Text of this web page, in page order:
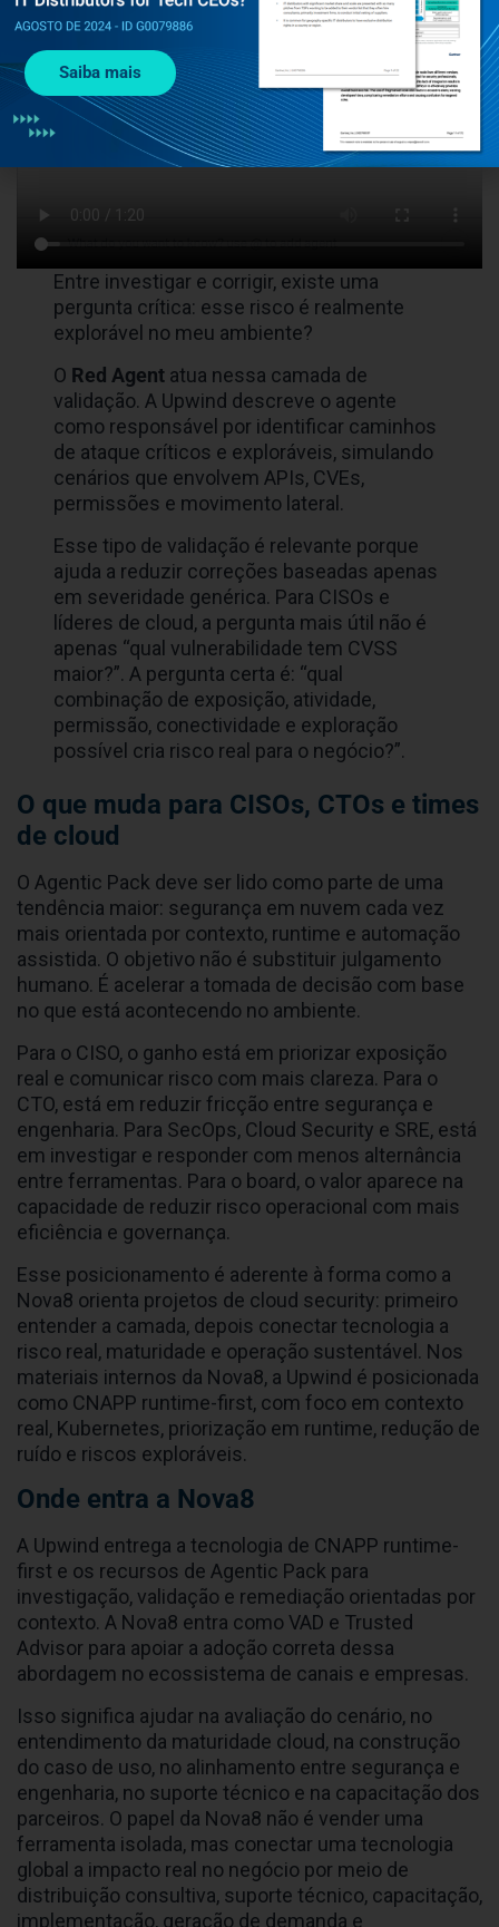
Entre investigar e corrigir, existe uma
pergunta crítica: esse risco é realmente
explorável no meu ambiente?
O Red Agent atua nessa camada de
validação. A Upwind descreve o agente
como responsável por identificar caminhos
de ataque críticos e exploráveis, simulando
cenários que envolvem APIs, CVEs,
permissões e movimento lateral.
Esse tipo de validação é relevante porque
ajuda a reduzir correções baseadas apenas
em severidade genérica. Para CISOs e
líderes de cloud, a pergunta mais útil não é
apenas “qual vulnerabilidade tem CVSS
maior?”. A pergunta certa é: “qual
combinação de exposição, atividade,
permissão, conectividade e exploração
possível cria risco real para o negócio?”.
O que muda para CISOs, CTOs e times
de cloud
O Agentic Pack deve ser lido como parte de uma
tendência maior: segurança em nuvem cada vez
mais orientada por contexto, runtime e automação
assistida. O objetivo não é substituir julgamento
humano. É acelerar a tomada de decisão com base
no que está acontecendo no ambiente.
Para o CISO, o ganho está em priorizar exposição
real e comunicar risco com mais clareza. Para o
CTO, está em reduzir fricção entre segurança e
engenharia. Para SecOps, Cloud Security e SRE, está
em investigar e responder com menos alternância
entre ferramentas. Para o board, o valor aparece na
capacidade de reduzir risco operacional com mais
eficiência e governança.
Esse posicionamento é aderente à forma como a
Nova8 orienta projetos de cloud security: primeiro
entender a camada, depois conectar tecnologia a
risco real, maturidade e operação sustentável. Nos
materiais internos da Nova8, a Upwind é posicionada
como CNAPP runtime-first, com foco em contexto
real, Kubernetes, priorização em runtime, redução de
ruído e riscos exploráveis.
Onde entra a Nova8
A Upwind entrega a tecnologia de CNAPP runtime-
first e os recursos de Agentic Pack para
investigação, validação e remediação orientadas por
contexto. A Nova8 entra como VAD e Trusted
Advisor para apoiar a adoção correta dessa
abordagem no ecossistema de canais e empresas.
Isso significa ajudar na avaliação do cenário, no
entendimento da maturidade cloud, na construção
do caso de uso, no alinhamento entre segurança e
engenharia, no suporte técnico e na capacitação dos
parceiros. O papel da Nova8 não é vender uma
ferramenta isolada, mas conectar uma tecnologia
global a impacto real no negócio por meio de
distribuição consultiva, suporte técnico, capacitação,
implementação, geração de demanda e
Saiba mais